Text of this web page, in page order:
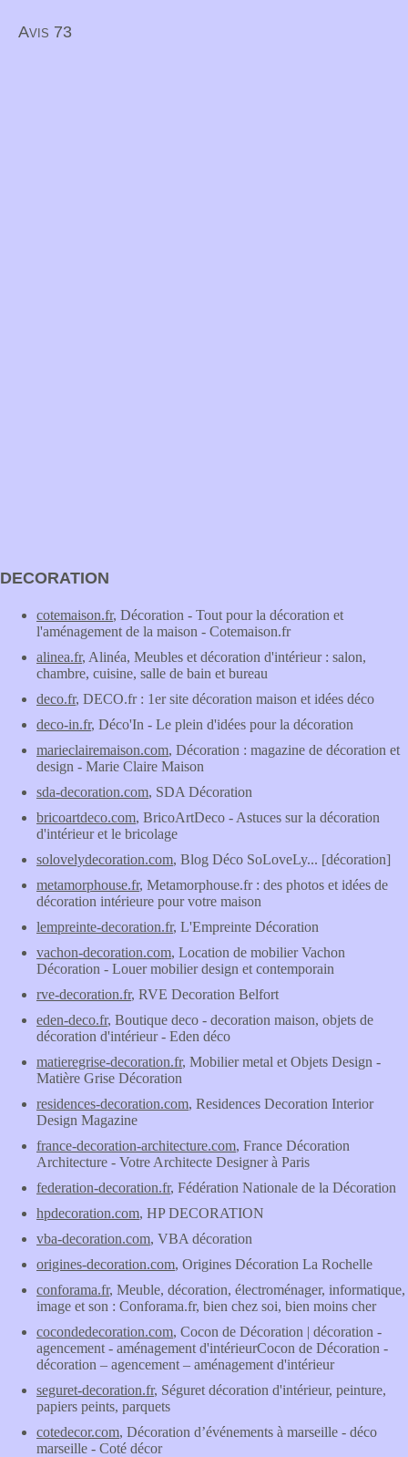
Avis 73
DECORATION
cotemaison.fr, Décoration - Tout pour la décoration et
l'aménagement de la maison - Cotemaison.fr
alinea.fr, Alinéa, Meubles et décoration d'intérieur : salon,
chambre, cuisine, salle de bain et bureau
deco.fr, DECO.fr : 1er site décoration maison et idées déco
deco-in.fr, Déco'In - Le plein d'idées pour la décoration
marieclairemaison.com, Décoration : magazine de décoration et
design - Marie Claire Maison
sda-decoration.com, SDA Décoration
bricoartdeco.com, BricoArtDeco - Astuces sur la décoration
d'intérieur et le bricolage
solovelydecoration.com, Blog Déco SoLoveLy... [décoration]
metamorphouse.fr, Metamorphouse.fr : des photos et idées de
décoration intérieure pour votre maison
lempreinte-decoration.fr, L'Empreinte Décoration
vachon-decoration.com, Location de mobilier Vachon
Décoration - Louer mobilier design et contemporain
rve-decoration.fr, RVE Decoration Belfort
eden-deco.fr, Boutique deco - decoration maison, objets de
décoration d'intérieur - Eden déco
matieregrise-decoration.fr, Mobilier metal et Objets Design -
Matière Grise Décoration
residences-decoration.com, Residences Decoration Interior
Design Magazine
france-decoration-architecture.com, France Décoration
Architecture - Votre Architecte Designer à Paris
federation-decoration.fr, Fédération Nationale de la Décoration
hpdecoration.com, HP DECORATION
vba-decoration.com, VBA décoration
origines-decoration.com, Origines Décoration La Rochelle
conforama.fr, Meuble, décoration, électroménager, informatique,
image et son : Conforama.fr, bien chez soi, bien moins cher
cocondedecoration.com, Cocon de Décoration | décoration -
agencement - aménagement d'intérieurCocon de Décoration -
décoration – agencement – aménagement d'intérieur
seguret-decoration.fr, Séguret décoration d'intérieur, peinture,
papiers peints, parquets
cotedecor.com, Décoration d’événements à marseille - déco
marseille - Coté décor